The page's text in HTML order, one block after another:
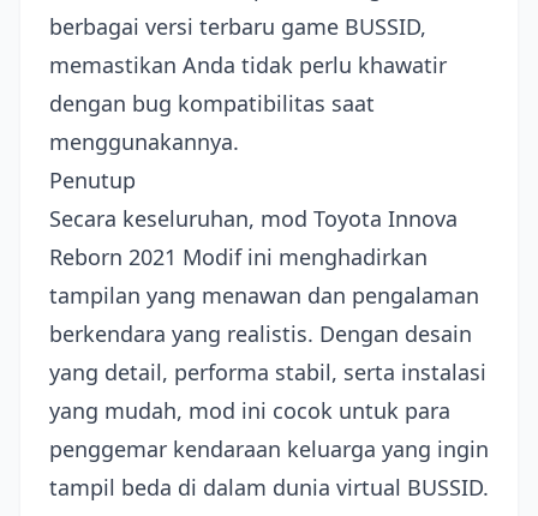
berbagai versi terbaru game BUSSID,
memastikan Anda tidak perlu khawatir
dengan bug kompatibilitas saat
menggunakannya.
Penutup
Secara keseluruhan, mod Toyota Innova
Reborn 2021 Modif ini menghadirkan
tampilan yang menawan dan pengalaman
berkendara yang realistis. Dengan desain
yang detail, performa stabil, serta instalasi
yang mudah, mod ini cocok untuk para
penggemar kendaraan keluarga yang ingin
tampil beda di dalam dunia virtual BUSSID.